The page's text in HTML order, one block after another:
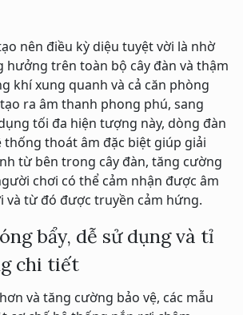
nên điều kỳ diệu tuyệt vời là nhờ
hưởng trên toàn bộ cây đàn và thậm
khí xung quanh và cả căn phòng
ra âm thanh phong phú, sang
tối đa hiện tượng này, dòng đàn
thống thoát âm đặc biệt giúp giải
từ bên trong cây đàn, tăng cường
chơi có thể cảm nhận được âm
và từ đó được truyền cảm hứng.
bẩy, dễ sử dụng và tỉ
chi tiết
và tăng cường bảo vệ, các mẫu